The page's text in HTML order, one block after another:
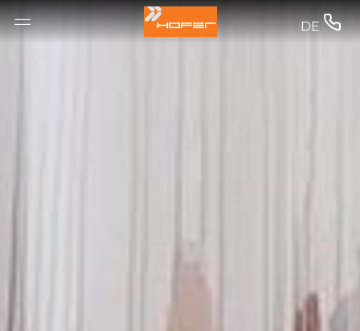
--
 DE